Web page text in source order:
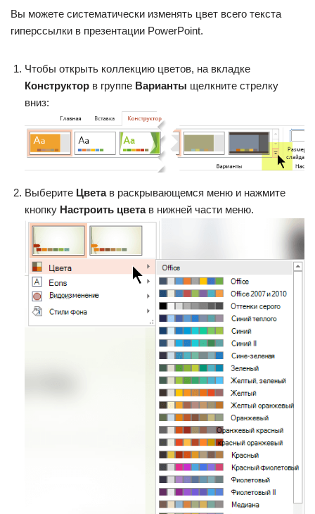
Вы можете систематически изменять цвет всего текста
гиперссылки в презентации PowerPoint.
Чтобы открыть коллекцию цветов, на вкладке
Конструктор в группе Варианты щелкните стрелку
вниз:
Выберите Цветав раскрывающемся меню и нажмите
кнопку Настроить цветав нижней части меню.